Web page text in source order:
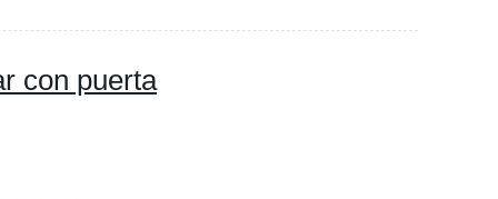
con puerta